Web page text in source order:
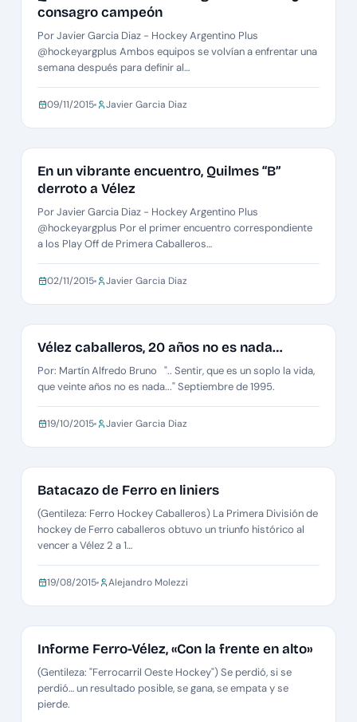
consagro campeón
Por Javier Garcia Diaz - Hockey Argentino Plus
@hockeyargplus Ambos equipos se volvían a enfrentar una
semana después para definir al…
09/11/2015 Javier Garcia Diaz
PLAY-OFF CABALLEROS B
En un vibrante encuentro, Quilmes “B”
derroto a Vélez
Por Javier Garcia Diaz - Hockey Argentino Plus
@hockeyargplus Por el primer encuentro correspondiente
a los Play Off de Primera Caballeros…
02/11/2015 Javier Garcia Diaz
EDITORIAL
Vélez caballeros, 20 años no es nada…
Por: Martín Alfredo Bruno ".. Sentir, que es un soplo la vida,
que veinte años no es nada..." Septiembre de 1995.
19/10/2015 Javier Garcia Diaz
METRO CABALLEROS B2
Batacazo de Ferro en liniers
(Gentileza: Ferro Hockey Caballeros) La Primera División de
hockey de Ferro caballeros obtuvo un triunfo histórico al
vencer a Vélez 2 a 1…
19/08/2015 Alejandro Molezzi
METRO CABALLEROS B
Informe Ferro-Vélez, «Con la frente en alto»
(Gentileza: "Ferrocarril Oeste Hockey") Se perdió, si se
perdió… un resultado posible, se gana, se empata y se
pierde.